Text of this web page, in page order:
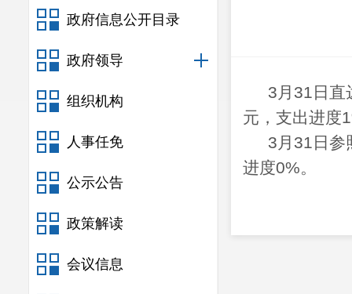
政府信息公开目录
政府领导
组织机构
人事任免
公示公告
政策解读
会议信息
3 月 31 日 直
元，支出进度
3 月 31 日 参
进度0%。